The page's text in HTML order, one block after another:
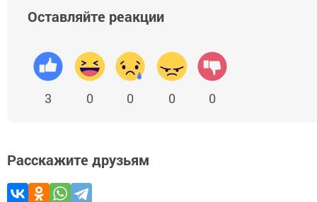
Оставляйте реакции
3 0 0 0 0
Расскажите друзьям